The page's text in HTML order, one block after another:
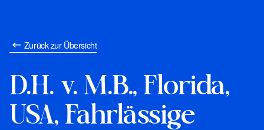
Zurück zur Übersicht
D.H. v. M.B., Florida,
USA, Fahrlässige